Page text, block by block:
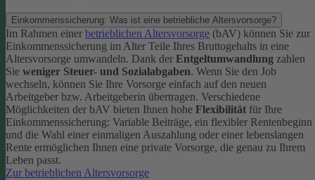
Einkommenssicherung: Was ist eine betriebliche Altersvorsorge?
Im Rahmen einer betrieblichen Altersvorsorge (bAV) können Sie zur
Einkommenssicherung im Alter Teile Ihres Bruttogehalts in eine
Altersvorsorge umwandeln. Dank der Entgeltumwandlung zahlen
Sie weniger Steuer- und Sozialabgaben. Wenn Sie den Job
wechseln, können Sie Ihre Vorsorge einfach auf den neuen
Arbeitgeber bzw. Arbeitgeberin übertragen. Verschiedene
Möglichkeiten der bAV bieten Ihnen hohe Flexibilität für Ihre
Einkommenssicherung: Variable Beiträge, ein flexibler Rentenbeginn
und die Wahl einer einmaligen Auszahlung oder einer lebenslangen
Rente ermöglichen Ihnen eine private Vorsorge, die genau zu Ihrem
Leben passt.
Zur betrieblichen Altersvorsorge